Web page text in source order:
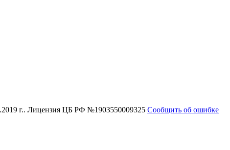
г.. Лицензия ЦБ РФ №1903550009325 Сообщить об ошибке